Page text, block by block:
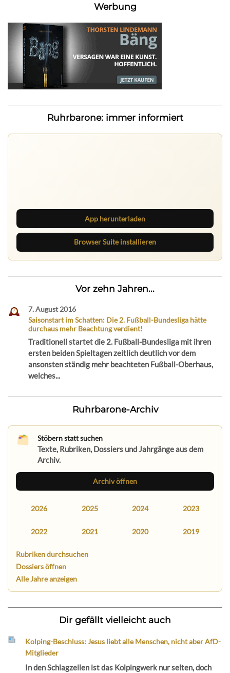
Werbung
Ruhrbarone: immer informiert
App herunterladen
Browser Suite installieren
Vor zehn Jahren...
7. August 2016
Saisonstart im Schatten: Die 2. Fußball-Bundesliga hätte
durchaus mehr Beachtung verdient!
Traditionell startet die 2. Fußball-Bundesliga mit ihren
ersten beiden Spieltagen zeitlich deutlich vor dem
ansonsten ständig mehr beachteten Fußball-Oberhaus,
welches...
Ruhrbarone-Archiv
Stöbern statt suchen
Texte, Rubriken, Dossiers und Jahrgänge aus dem
Archiv.
Archiv öffnen
2026 2025 2024 2023
2022 2021 2020 2019
Rubriken durchsuchen
Dossiers öffnen
Alle Jahre anzeigen
Dir gefällt vielleicht auch
Kolping-Beschluss: Jesus liebt alle Menschen, nicht aber AfD-
Mitglieder
In den Schlagzeilen ist das Kolpingwerk nur selten, doch